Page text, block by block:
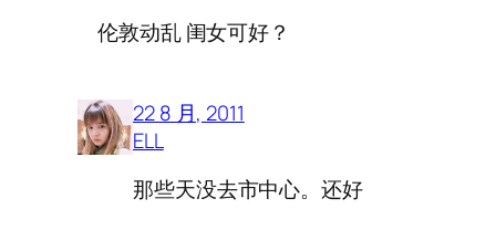
伦敦动乱 闺女可好？
22 8 月, 2011
ELL
那些天没去市中心。还好